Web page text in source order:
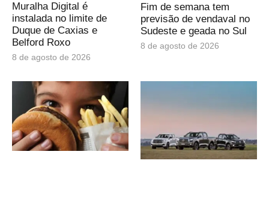
Muralha Digital é
instalada no limite de
Duque de Caxias e
Belford Roxo
8 de agosto de 2026
Fim de semana tem
previsão de vendaval no
Sudeste e geada no Sul
8 de agosto de 2026